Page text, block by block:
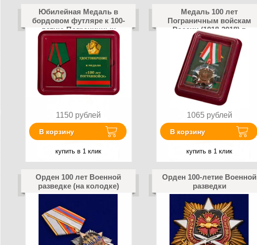
Юбилейная Медаль в
бордовом футляре к 100-
летию Пограничных
войск
1150 рублей
В корзину
купить в 1 клик
Медаль 100 лет
Пограничным войскам
России (1918-2018) в
наградной коробке с
удостоверением в
комплекте
1065 рублей
В корзину
купить в 1 клик
Орден 100 лет Военной
разведке (на колодке)
Орден 100-летие Военной
разведки